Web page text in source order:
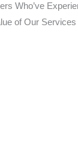
Who’ve
of Our Services